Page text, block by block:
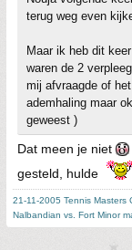
terug weg even
Maar ik heb dit
waren de 2
mij afvraagde of
ademhaling maar
geweest )
Dat meen je niet
gesteld, hulde
21-11-2005 Tennis Masters
Nalbandian vs. Fort Minor